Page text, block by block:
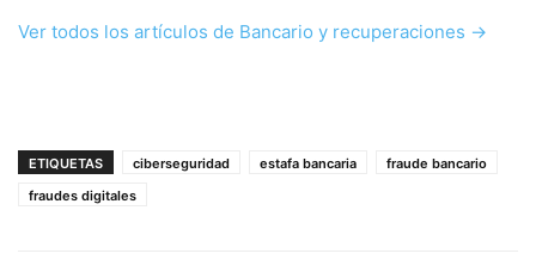
Ver todos los artículos de Bancario y recuperaciones →
ETIQUETAS ciberseguridad estafa bancaria
fraude bancario
fraudes digitales